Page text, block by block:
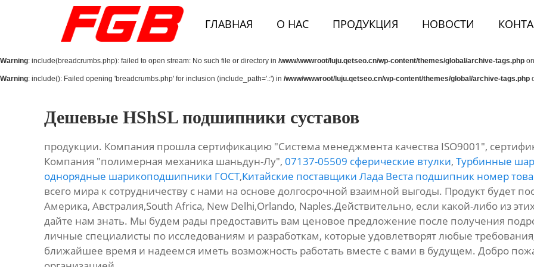
ГЛАВНАЯ О НАС ПРОДУКЦИЯ НОВОСТИ
Продукция
Warning: include(breadcrumbs.php): failed to open stream: No such file or directory in /www/wwwroot/luju.qetseo.cn/wp-content/themes/global/archive-tags.php
Warning: include(): Failed opening 'breadcrumbs.php' for inclusion (include_path='.:') in /www/wwwroot/luju.qetseo.cn/wp-content/themes/global/archive-tags.php
Дешевые HShSL подшипники суставов
продукции. Компания прошла сертификацию "Система менеджмента качества ISO9001",
Компания "полимерная механика шаньдун-Лу", 07137-05509 сферические втулки, Турбинные
однорядные шарикоподшипники ГОСТ,Китайские поставщики Лада Веста подшипник номер
всего мира к сотрудничеству с нами на основе долгосрочной взаимной выгоды. Продукт будет
Америка, Австралия,South Africa, New Delhi,Orlando, Naples.Действительно, если какой-либо из
дайте нам знать. Мы будем рады предоставить вам ценовое предложение после получения
личные специалисты по исследованиям и разработкам, которые удовлетворят любые
ближайшее время и надеемся иметь возможность работать вместе с вами в будущем. Добро